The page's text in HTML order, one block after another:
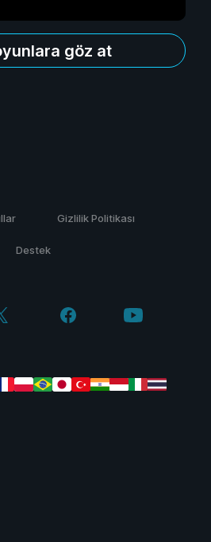
göz at
Gizlilik Politikası
Destek